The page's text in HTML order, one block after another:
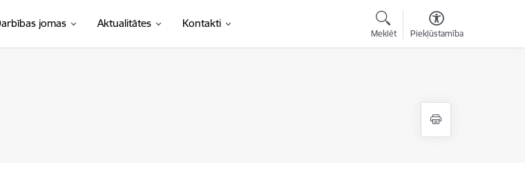
jomas Aktualitātes Kontakti
Meklēt Piekļūstamība